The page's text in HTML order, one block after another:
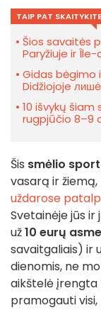
TAIP PAT SKAITYKITE
Šios savaitės
Paryžiuje ir
Gidas bėgimo
Didžiojoje
10 išvykų
rugpjūčio 8–9
Šis smėlio
vasarą ir
uždarose
Svetainėje jūs ir
už10 eurų
savaitgaliais) ir
dienomis, ne
aikštelė įrengta
pramogauti